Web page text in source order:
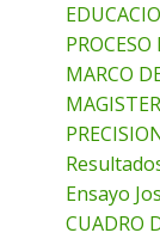
MARCO
Ensayo
CUADRO